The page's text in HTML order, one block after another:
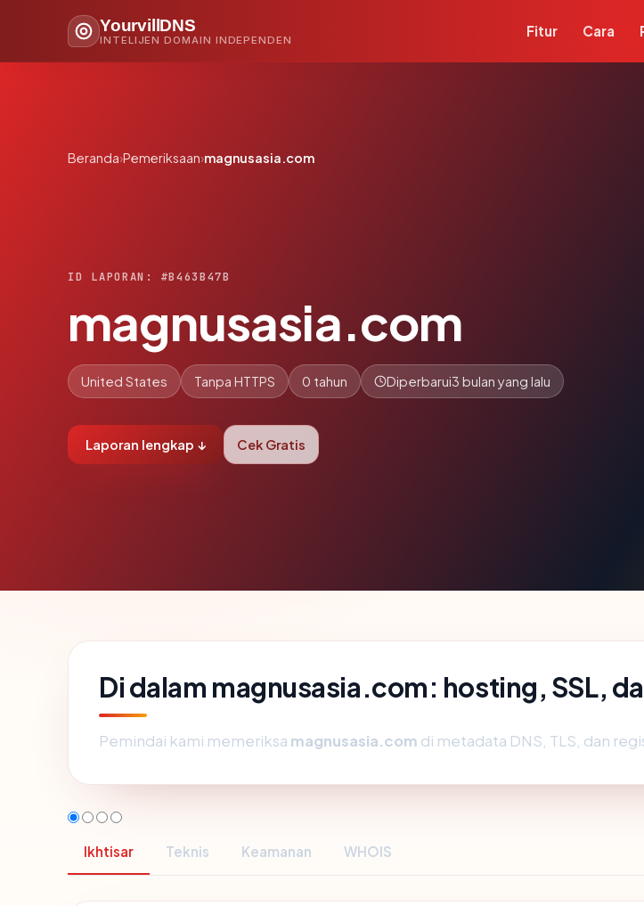
YourvillDNS
INTELIJEN DOMAIN INDEPENDEN
Fitur Cara
Beranda›Pemeriksaan›magnusasia.com
ID LAPORAN: #B463B47B
magnusasia.com
United States Tanpa HTTPS 0 tahun Diperbarui3 bulan yang lalu
Laporan lengkap ↓ Cek Gratis
Di dalam magnusasia.com: hosting, SSL,
Pemindai kami memeriksa magnusasia.com di metadata DNS, TLS, dan
Ikhtisar Teknis Keamanan WHOIS